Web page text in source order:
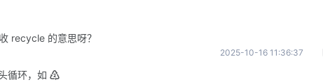
recycle 的意思呀？
2025-10-16 11:36:37
循环，如 ♴